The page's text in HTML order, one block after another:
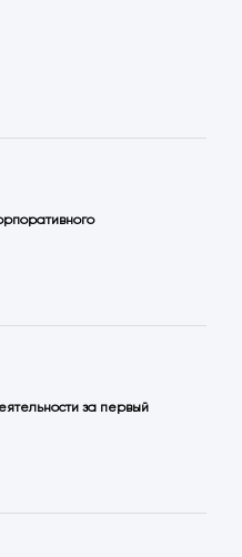
за первый